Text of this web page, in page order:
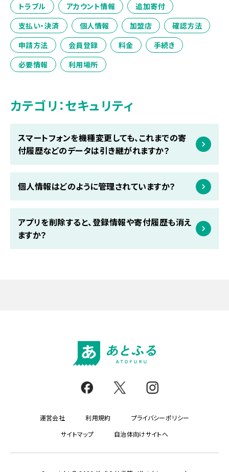
トラブル
アカウント情報
追加寄付
支払い・決済
個人情報 加盟店
確認方法
申請方法
会員登録 料金
手続き
必要情報
利用場所
カテゴリ：セキュリティ
スマートフォンを機種変更しても、これまでの寄
付履歴などのデータは引き継がれますか？
個人情報はどのように管理されていますか？
アプリを削除すると、登録情報や寄付履歴も消え
ますか？
運営会社 利用規約
プライバシーポリシー
サイトマップ
自治体向けサイトへ